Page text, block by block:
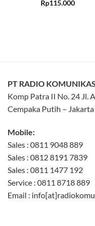
Rated5
Rp115.000
PT RADIO
Komp Patra II No. 24 Jl.
Cempaka Putih –
Mobile:
Sales : 0811 9048 889
Sales : 0812 8191 7839
Sales : 0811 1477 192
Service : 0811 8718 889
Email :